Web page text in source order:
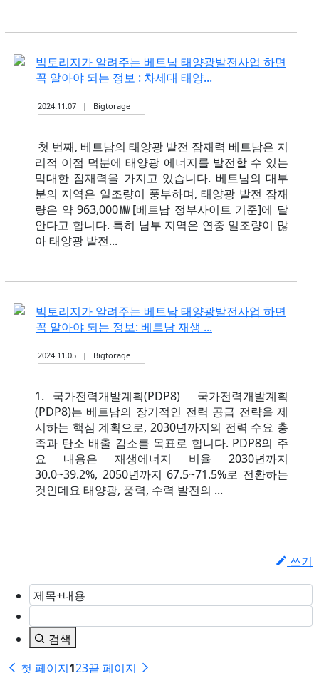
빅토리지가 알려주는 베트남 태양광발전사업 하면
꼭 알아야 되는 정보 : 차세대 태양...
2024.11.07 | Bigtorage
첫 번째, 베트남의 태양광 발전 잠재력 베트남은 지
리적 이점 덕분에 태양광 에너지를 발전할 수 있는
막대한 잠재력을 가지고 있습니다. 베트남의 대부
분의 지역은 일조량이 풍부하며, 태양광 발전 잠재
량은 약 963,000㎿[베트남 정부사이트 기준]에 달
안다고 합니다. 특히 남부 지역은 연중 일조량이 많
아 태양광 발전...
빅토리지가 알려주는 베트남 태양광발전사업 하면
꼭 알아야 되는 정보: 베트남 재생 ...
2024.11.05 | Bigtorage
1. 국가전력개발계획(PDP8) ​ 국가전력개발계획
(PDP8)는 베트남의 장기적인 전력 공급 전략을 제
시하는 핵심 계획으로, 2030년까지의 전력 수요 충
족과 탄소 배출 감소를 목표로 합니다. PDP8의 주
요 내용은 재생에너지 비율 2030년까지
30.0~39.2%, 2050년까지 67.5~71.5%로 전환하는
것인데요 태양광, 풍력, 수력 발전의 ...
쓰기
검색
첫 페이지123끝 페이지